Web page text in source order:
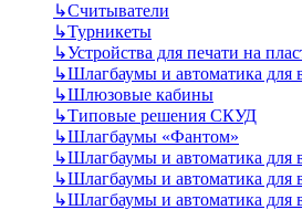
↳Считыватели
↳Турникеты
↳Устройства для печати на
↳Шлагбаумы и автоматика для
↳Шлюзовые кабины
↳Типовые решения СКУД
↳Шлагбаумы «Фантом»
↳Шлагбаумы и автоматика для
↳Шлагбаумы и автоматика для
↳Шлагбаумы и автоматика для